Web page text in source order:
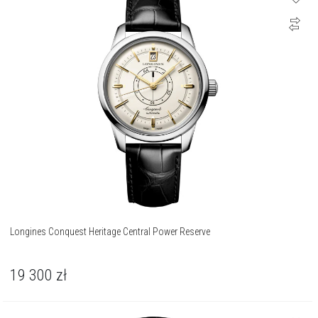
Longines Conquest Heritage Central Power Reserve
19 300 zł